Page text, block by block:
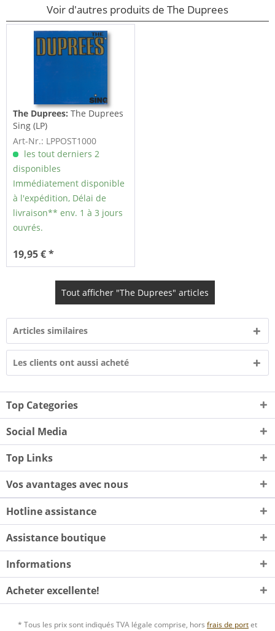
Voir d'autres produits de The Duprees
The Duprees:The Duprees
Sing (LP)
Art-Nr.: LPPOST1000
les tout derniers 2
disponibles
Immédiatement disponible
à l'expédition, Délai de
livraison** env. 1 à 3 jours
ouvrés.
19,95 € *
Tout afficher "The Duprees" articles
Articles similaires
Les clients ont aussi acheté
Top Categories
Social Media
Top Links
Vos avantages avec nous
Hotline assistance
Assistance boutique
Informations
Acheter excellente!
* Tous les prix sont indiqués TVA légale comprise, hors frais de portet